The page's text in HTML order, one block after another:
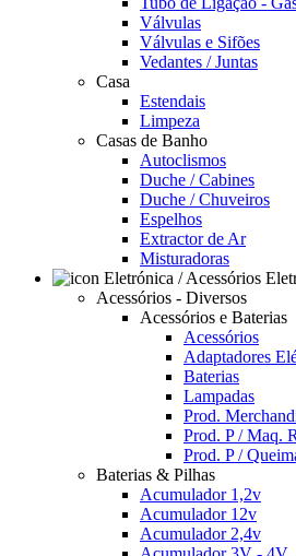
Válvulas
Válvulas e Sifões
Vedantes / Juntas
Casa
Estendais
Limpeza
Casas de Banho
Autoclismos
Duche / Cabines
Duche / Chuveiros
Espelhos
Extractor de Ar
Misturadoras
Acessórios - Diversos
Acessórios e Baterias
Acessórios
Adaptadores
Baterias
Lampadas
Prod.
Prod. P / Maq.
Prod. P /
Baterias & Pilhas
Acumulador 1,2v
Acumulador 12v
Acumulador 2,4v